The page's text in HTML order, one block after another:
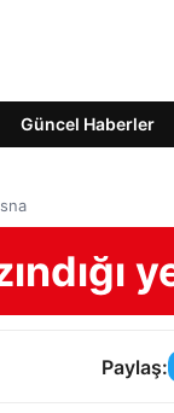
Güncel Haberler
Paylaş: